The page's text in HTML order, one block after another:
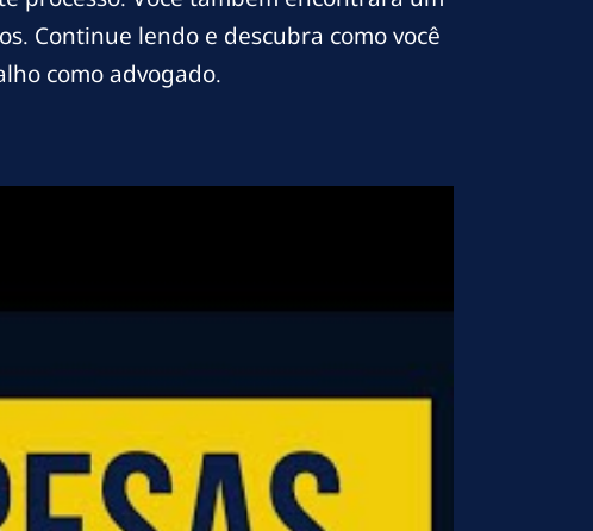
Continue lendo e descubra como você
como advogado.